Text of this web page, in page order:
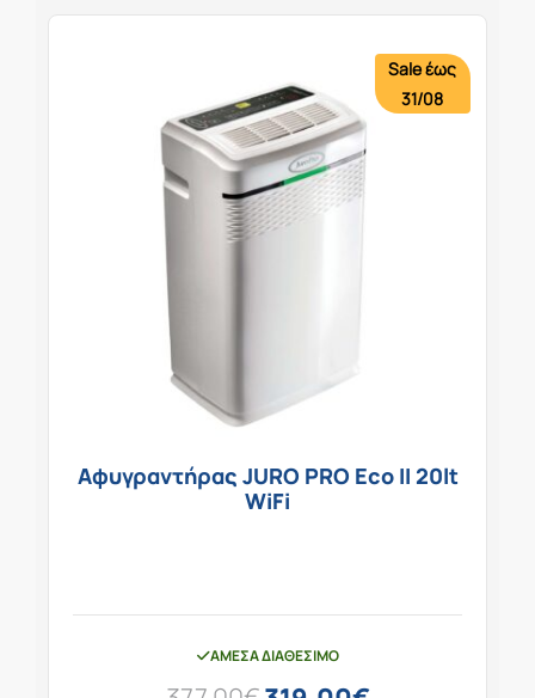
Sale έως
31/08
Αφυγραντήρας JURO PRO Eco II 20lt
WiFi
ΆΜΕΣΑ ΔΙΑΘΈΣΙΜΟ